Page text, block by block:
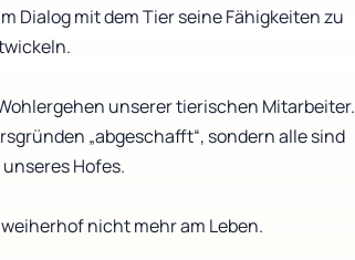
Dialog mit dem Tier seine Fähigkeiten zu
unserer tierischen Mitarbeiter.
„abgeschafft“, sondern alle sind
Hofes.
nicht mehr am Leben.